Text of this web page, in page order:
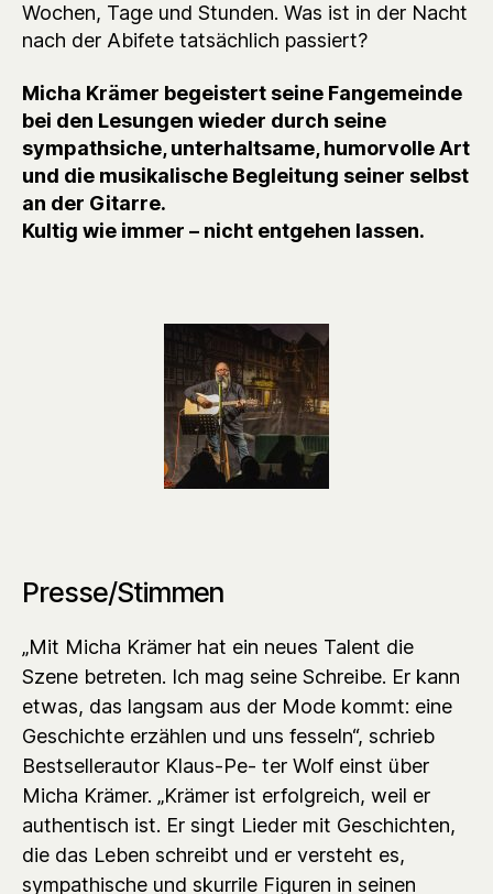
Wochen, Tage und Stunden. Was ist in der Nacht
nach der Abifete tatsächlich passiert?
Micha Krämer begeistert seine Fangemeinde
bei den Lesungen wieder durch seine
sympathsiche, unterhaltsame, humorvolle Art
und die musikalische Begleitung seiner selbst
an der Gitarre.
Kultig wie immer – nicht entgehen lassen.
Presse/Stimmen
„Mit Micha Krämer hat ein neues Talent die
Szene betreten. Ich mag seine Schreibe. Er kann
etwas, das langsam aus der Mode kommt: eine
Geschichte erzählen und uns fesseln“, schrieb
Bestsellerautor Klaus-Pe- ter Wolf einst über
Micha Krämer. „Krämer ist erfolgreich, weil er
authentisch ist. Er singt Lieder mit Geschichten,
die das Leben schreibt und er versteht es,
sympathische und skurrile Figuren in seinen